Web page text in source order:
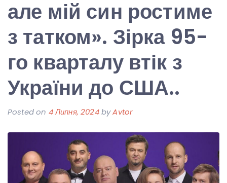
але мій син ростиме
з татком». Зірка 95-
го кварталу втік з
України до США..
Posted on 4 Липня, 2024byAvtor